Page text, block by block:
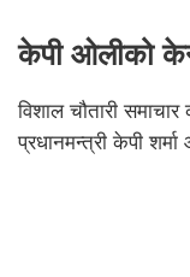
केपी ओलीको
विशाल चौतारी
प्रधानमन्त्री केपी